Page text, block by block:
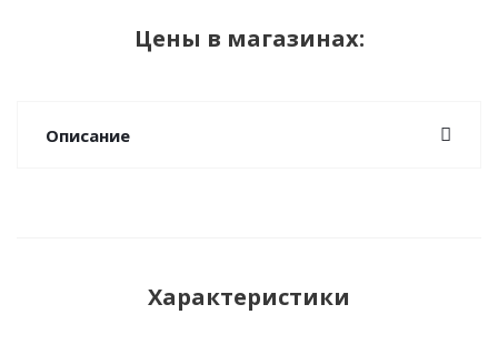
Цены в магазинах:
Описание
Характеристики